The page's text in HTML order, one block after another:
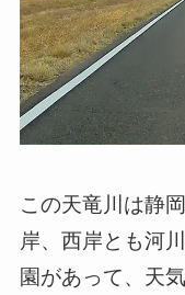
この天竜川は静
岸、西岸とも河
園があって、天